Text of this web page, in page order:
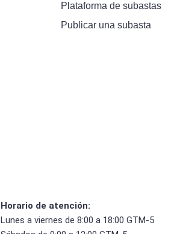
Plataforma de subastas
Publicar una subasta
Horario de atención:
Lunes a viernes de 8:00 a 18:00 GTM-5